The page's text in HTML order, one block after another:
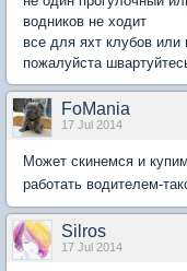
водников не ходит
все для яхт клубов
пожалуйста
FoMania
17 Jul 2014
Может скинемся и
работать водителем-
Silros
17 Jul 2014